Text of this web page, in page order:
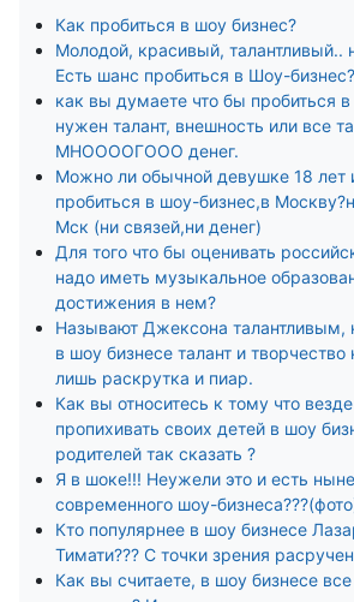
Как пробиться в шоу бизнес?
Молодой, красивый, талантливый..
Есть шанс пробиться в Шоу-бизнес?
как вы думаете что бы пробиться
нужен талант, внешность или все
МНООООГООО денег.
Можно ли обычной девушке 18 лет
пробиться в шоу-бизнес,в
Мск (ни связей,ни денег)
Для того что бы оценивать
надо иметь музыкальное
достижения в нем?
Называют Джексона талантливым,
в шоу бизнесе талант и
лишь раскрутка и пиар.
Как вы относитесь к тому что
пропихивать своих детей в шоу
родителей так сказать ?
Я в шоке!!! Неужели это и есть
современного шоу-
Кто популярнее в шоу бизнесе
Тимати??? С точки зрения
Как вы считаете, в шоу бизнесе